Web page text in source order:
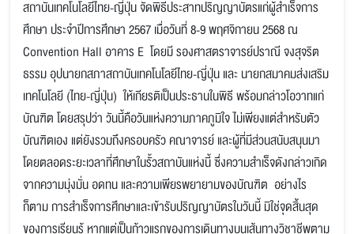
สถาบันเทคโนโลยีไทย-ญี่ปุ่น จัดพิธีประสาทปริญญาบัตรแก่ผู้สำเร็จการ
ศึกษา ประจำปีการศึกษา 2567 เมื่อวันที่ 8-9 พฤศจิกายน 2568 ณ
Convention Hall อาคาร E โดยมี รองศาสตราจารย์ปราณี จงสุจริต
ธรรม อุปนายกสภาสถาบันเทคโนโลยีไทย-ญี่ปุ่น และ นายกสมาคมส่งเสริม
เทคโนโลยี (ไทย-ญี่ปุ่น) ให้เกียรติเป็นประธานในพิธี พร้อมกล่าวโอวาทแก่
บัณฑิต โดยสรุปว่า วันนี้คือวันแห่งความภาคภูมิใจ ไม่เพียงแต่สำหรับตัว
บัณฑิตเอง แต่ยังรวมถึงครอบครัว คณาจารย์ และผู้ที่มีส่วนสนับสนุนมา
โดยตลอดระยะเวลาที่ศึกษาในรั้วสถาบันแห่งนี้ ซึ่งความสำเร็จดังกล่าวเกิด
จากความมุ่งมั่น อดทน และความเพียรพยายามของบัณฑิต อย่างไร
ก็ตาม การสำเร็จการศึกษาและเข้ารับปริญญาบัตรในวันนี้ มิใช่จุดสิ้นสุด